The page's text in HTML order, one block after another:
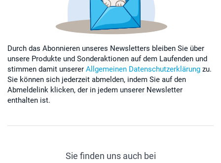
Durch das Abonnieren unseres Newsletters bleiben Sie über
unsere Produkte und Sonderaktionen auf dem Laufenden und
stimmen damit unserer Allgemeinen Datenschutzerklärung zu.
Sie können sich jederzeit abmelden, indem Sie auf den
Abmeldelink klicken, der in jedem unserer Newsletter
enthalten ist.
Sie finden uns auch bei